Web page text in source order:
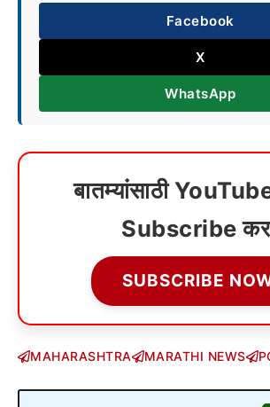
Facebook
X
WhatsApp
बातम्यांसाठी
Subscribe
SUBSCRIBE
MAHARASHTRA MARATHI NEWS